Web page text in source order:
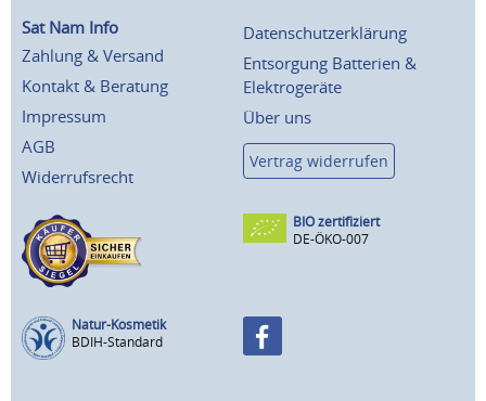
Sat Nam Info
Zahlung & Versand
Kontakt & Beratung
Impressum
AGB
Widerrufsrecht
Datenschutzerklärung
Entsorgung Batterien &
Elektrogeräte
Über uns
Vertrag widerrufen
BIO zertifiziert
DE-ÖKO-007
Natur-Kosmetik
BDIH-Standard